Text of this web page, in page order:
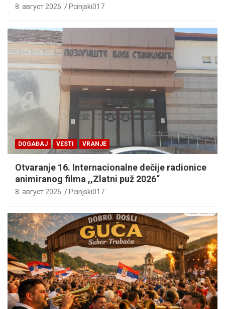
8. август 2026. Pcinjski017
DOGAĐAJ VESTI VRANJE
Otvaranje 16. Internacionalne dečije radionice
animiranog filma ,,Zlatni puž 2026“
8. август 2026. Pcinjski017